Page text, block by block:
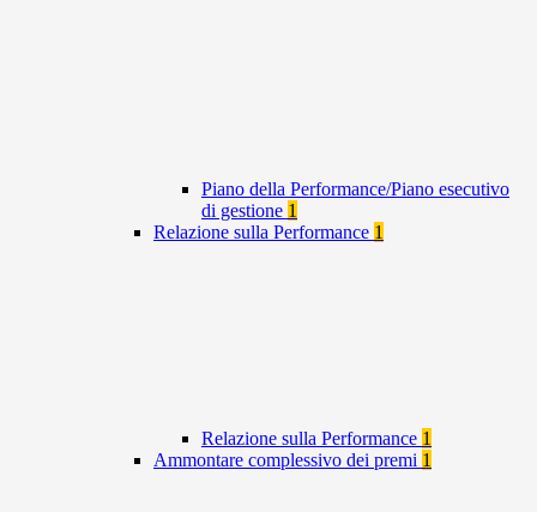
Piano della Performance/Piano esecutivo
di gestione 1
Relazione sulla Performance 1
Relazione sulla Performance 1
Ammontare complessivo dei premi 1